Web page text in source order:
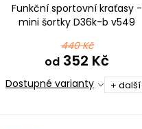
Funkční sportovní kraťasy -
mini šortky D36k-b v549
440 Kč
od 352 Kč
Dostupné varianty + další